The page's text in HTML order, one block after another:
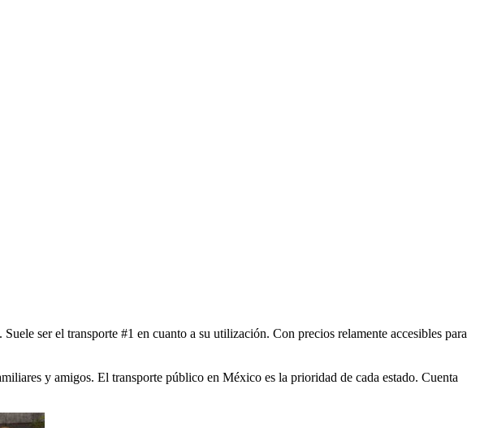
ser el transporte #1 en cuanto a su utilización. Con precios relamente accesibles para
y amigos. El transporte público en México es la prioridad de cada estado. Cuenta